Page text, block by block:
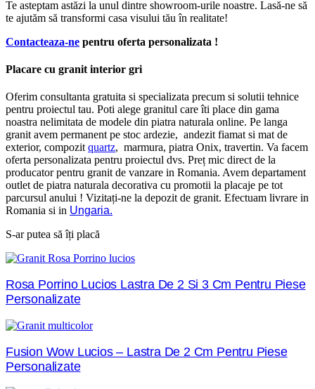
Te asteptam astăzi la unul dintre showroom-urile noastre. Lasă-ne să
te ajutăm să transformi casa visului tău în realitate!
Contacteaza-ne pentru oferta personalizata !
Placare cu granit interior gri
Oferim consultanta gratuita si specializata precum si solutii tehnice
pentru proiectul tau. Poti alege granitul care îti place din gama
noastra nelimitata de modele din piatra naturala online. Pe langa
granit avem permanent pe stoc ardezie, andezit fiamat si mat de
exterior, compozit quartz, marmura, piatra Onix, travertin. Va facem
oferta personalizata pentru proiectul dvs. Preț mic direct de la
producator pentru granit de vanzare in Romania. Avem departament
outlet de piatra naturala decorativa cu promotii la placaje pe tot
parcursul anului ! Vizitați-ne la depozit de granit. Efectuam livrare in
Romania si in Ungaria.
S-ar putea să îți placă
Rosa Porrino Lucios Lastra De 2 Si 3 Cm Pentru Piese
Personalizate
Fusion Wow Lucios – Lastra De 2 Cm Pentru Piese
Personalizate